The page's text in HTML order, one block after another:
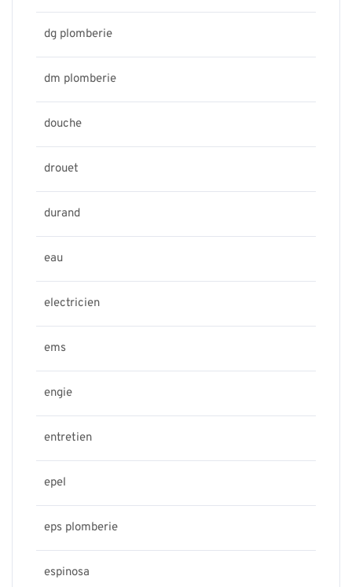
dg plomberie
dm plomberie
douche
drouet
durand
eau
electricien
ems
engie
entretien
epel
eps plomberie
espinosa